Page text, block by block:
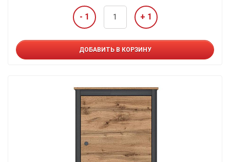
- 1 + 1
ДОБАВИТЬ В КОРЗИНУ